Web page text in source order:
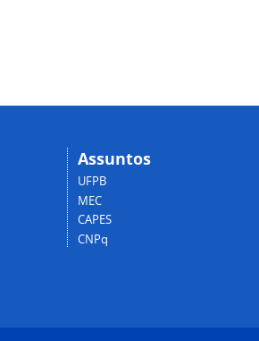
Assuntos
UFPB
MEC
CAPES
CNPq